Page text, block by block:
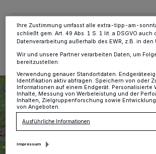
28.09.2025 , 08:01 Uhr 2 Minuten
Informationen finden Sie in unserer
Ihre Zustimmung umfasst alle extra-tipp-am-
schließt gem. Art. 49 Abs. 1 S. 1 lit. a DSGVO auch
Datenverarbeitung außerhalb des EWR, z.B. in den
Wir und unsere Partner verarbeiten Daten, um
bereitzustellen:
Verwendung genauer Standortdaten.
Identifikation aktiv abfragen. Speichern von oder
Informationen auf einem Endgerät. Personalisierte
Inhalte, Messung von Werbeleistung und der
Inhalten, Zielgruppenforschung sowie
von Angeboten.
Ausführliche Informationen
Impressum